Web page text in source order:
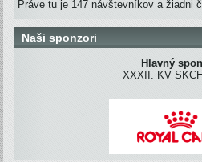
Práve tu je 147 návštevníkov a žiadni
Naši sponzori
Hlavný
XXXII. KV